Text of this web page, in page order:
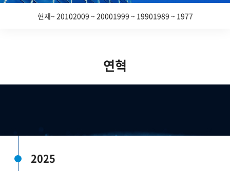
현재~ 20102009 ~ 20001999 ~ 19901989 ~ 1977
연혁
2025